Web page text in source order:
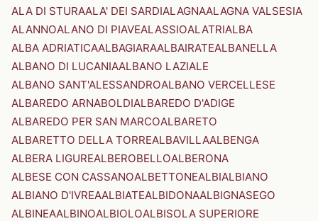
ALA DI STURAALA' DEI SARDIALAGNAALAGNA VALSESIA
ALANNOALANO DI PIAVEALASSIOALATRIALBA
ALBA ADRIATICAALBAGIARAALBAIRATEALBANELLA
ALBANO DI LUCANIAALBANO LAZIALE
ALBANO SANT'ALESSANDROALBANO VERCELLESE
ALBAREDO ARNABOLDIALBAREDO D'ADIGE
ALBAREDO PER SAN MARCOALBARETO
ALBARETTO DELLA TORREALBAVILLAALBENGA
ALBERA LIGUREALBEROBELLOALBERONA
ALBESE CON CASSANOALBETTONEALBIALBIANO
ALBIANO D'IVREAALBIATEALBIDONAALBIGNASEGO
ALBINEAALBINOALBIOLOALBISOLA SUPERIORE